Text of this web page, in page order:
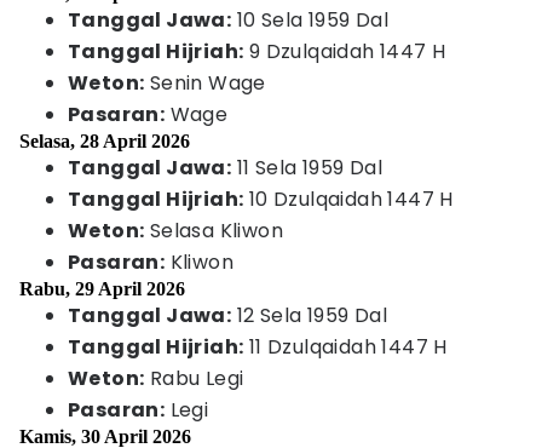
Tanggal Jawa: 10 Sela 1959 Dal
Tanggal Hijriah: 9 Dzulqaidah 1447 H
Weton: Senin Wage
Pasaran: Wage
Selasa, 28 April 2026
Tanggal Jawa: 11 Sela 1959 Dal
Tanggal Hijriah: 10 Dzulqaidah 1447 H
Weton: Selasa Kliwon
Pasaran: Kliwon
Rabu, 29 April 2026
Tanggal Jawa: 12 Sela 1959 Dal
Tanggal Hijriah: 11 Dzulqaidah 1447 H
Weton: Rabu Legi
Pasaran: Legi
Kamis, 30 April 2026